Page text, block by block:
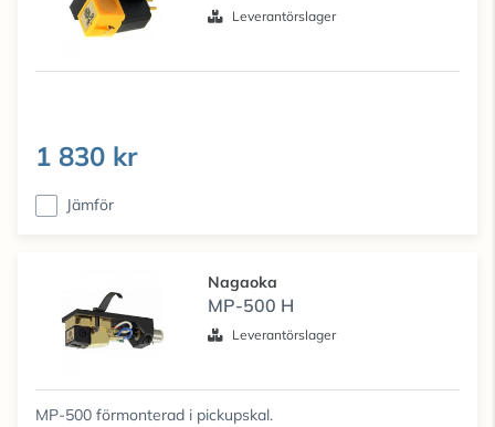
Leverantörslager
1 830 kr
Jämför
Nagaoka
MP-500 H
Leverantörslager
MP-500 förmonterad i pickupskal.